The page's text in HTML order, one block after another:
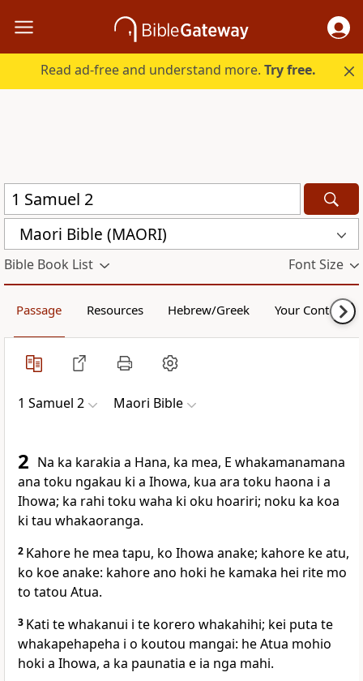
Read ad-free and understand more.Try free.
Maori Bible (MAORI)
Bible Book List Font Size
Passage Resources Hebrew/Greek Your Content
1 Samuel 2 Maori Bible
2 Na ka karakia a Hana, ka mea, E whakamanamana
ana toku ngakau ki a Ihowa, kua ara toku haona i a
Ihowa; ka rahi toku waha ki oku hoariri; noku ka koa
ki tau whakaoranga.
2 Kahore he mea tapu, ko Ihowa anake; kahore ke atu,
ko koe anake: kahore ano hoki he kamaka hei rite mo
to tatou Atua.
3 Kati te whakanui i te korero whakahihi; kei puta te
whakapehapeha i o koutou mangai: he Atua mohio
hoki a Ihowa, a ka paunatia e ia nga mahi.